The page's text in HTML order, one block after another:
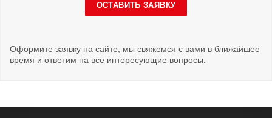
ОСТАВИТЬ ЗАЯВКУ
Оформите заявку на сайте, мы свяжемся с вами в ближайшее
время и ответим на все интересующие вопросы.